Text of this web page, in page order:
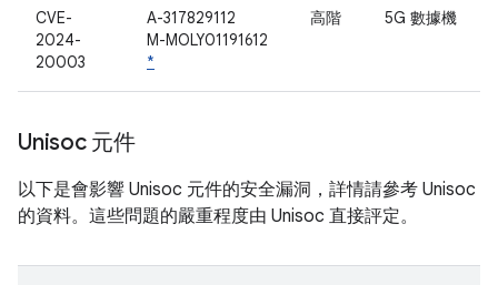
CVE-
2024-
20003
A-317829112
M-MOLY01191612
*
高階 5G 數據機
Unisoc 元件
以下是會影響 Unisoc 元件的安全漏洞，詳情請參考 Unisoc
的資料。這些問題的嚴重程度由 Unisoc 直接評定。